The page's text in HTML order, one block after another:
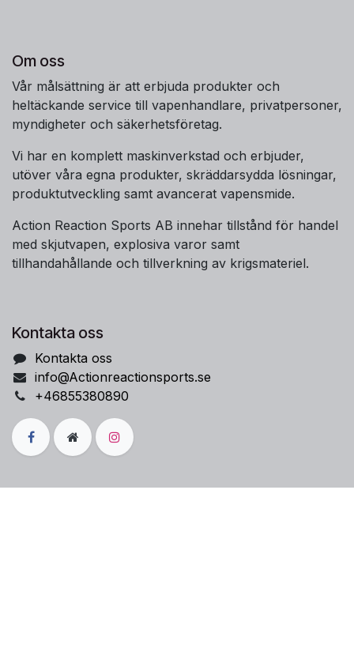
Om oss
Vår målsättning är att erbjuda produkter och
heltäckande service till vapenhandlare, privatpersoner,
myndigheter och säkerhetsföretag.
Vi har en komplett maskinverkstad och erbjuder,
utöver våra egna produkter, skräddarsydda lösningar,
produktutveckling samt avancerat vapensmide.
Action Reaction Sports AB innehar tillstånd för handel
med skjutvapen, explosiva varor samt
tillhandahållande och tillverkning av krigsmateriel.
Kontakta oss
Kontakta oss
info@Actionreactionsports.se
+46855380890